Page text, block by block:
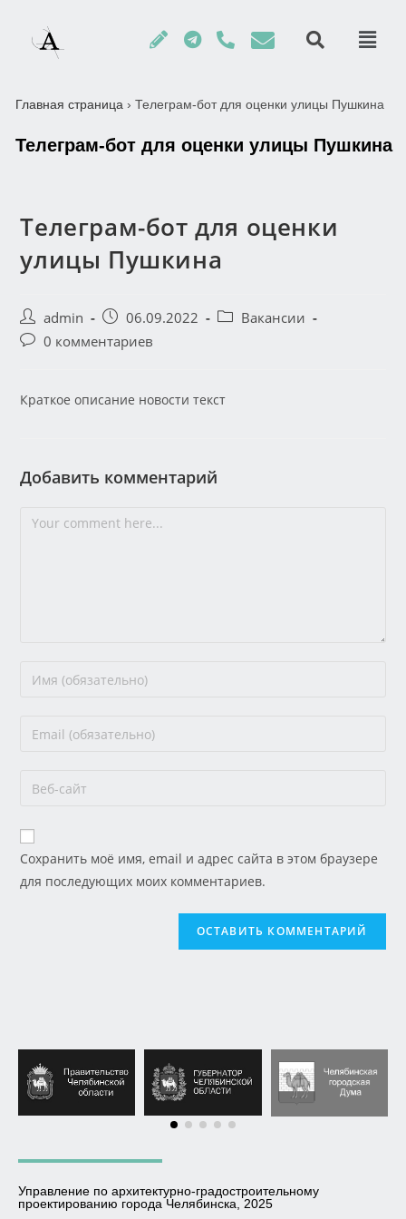
Главная страница › Телеграм-бот для оценки улицы Пушкина
Телеграм-бот для оценки улицы Пушкина
Телеграм-бот для оценки
улицы Пушкина
admin 06.09.2022
Вакансии
0 комментариев
Краткое описание новости текст
Добавить комментарий
Сохранить моё имя, email и адрес сайта в этом браузере
для последующих моих комментариев.
Управление по архитектурно-градостроительному
проектированию города Челябинска, 2025